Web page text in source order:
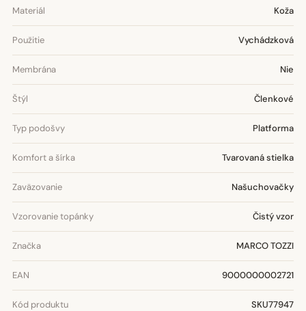
Materiál Koža
Použitie Vychádzková
Membrána Nie
Štýl Členkové
Typ podošvy Platforma
Komfort a šírka Tvarovaná stielka
Zaväzovanie Našuchovačky
Vzorovanie topánky Čistý vzor
Značka MARCO TOZZI
EAN 9000000002721
Kód produktu SKU77947